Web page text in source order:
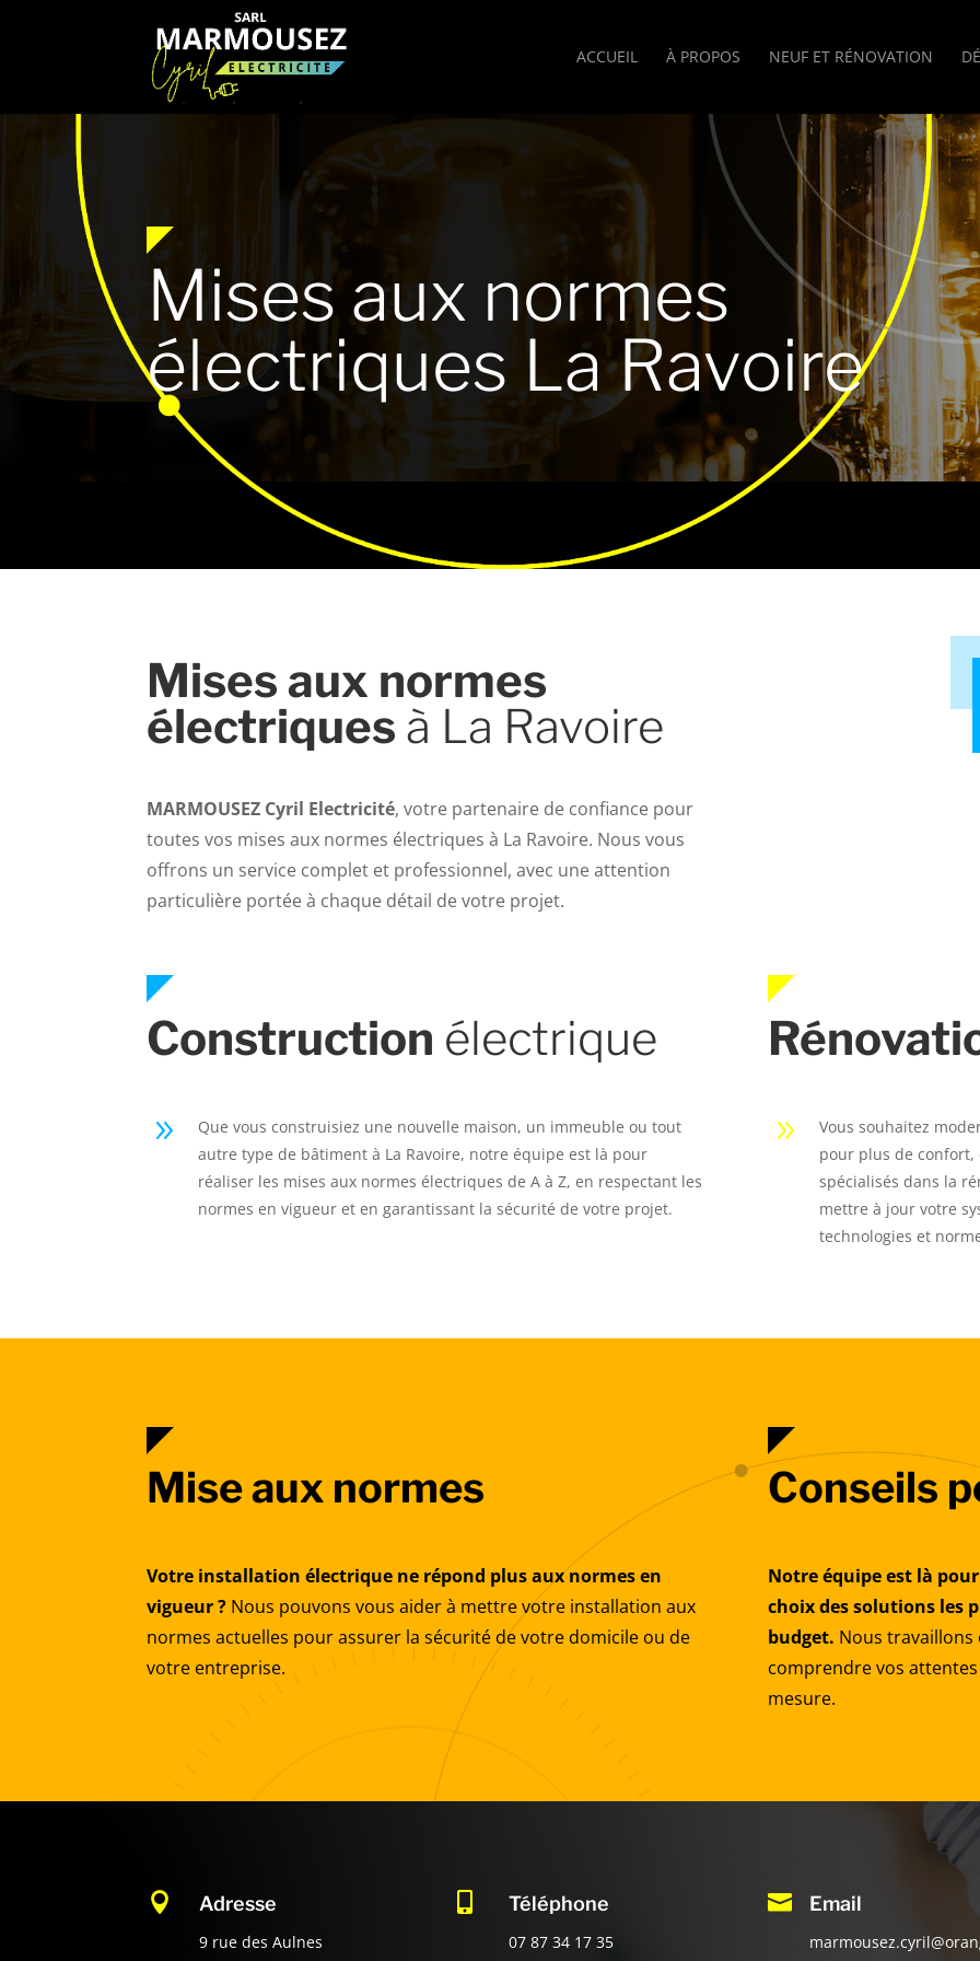
ACCUEIL À PROPOS NEUF ET RÉNOVATION
Mises aux normes
électriques La Ravoire
Mises aux normes
électriques à La Ravoire
MARMOUSEZ Cyril Electricité, votre partenaire de confiance pour
toutes vos mises aux normes électriques à La Ravoire. Nous vous
offrons un service complet et professionnel, avec une attention
particulière portée à chaque détail de votre projet.
Construction électrique
9
Que vous construisiez une nouvelle maison, un immeuble ou tout
autre type de bâtiment à La Ravoire, notre équipe est là pour
réaliser les mises aux normes électriques de A à Z, en respectant les
normes en vigueur et en garantissant la sécurité de votre projet.
9
Vous souhaitez
pour plus de confort,
spécialisés dans la
mettre à jour votre
technologies et
Mise aux normes
Votre installation électrique ne répond plus aux normes en
vigueur ? Nous pouvons vous aider à mettre votre installation aux
normes actuelles pour assurer la sécurité de votre domicile ou de
votre entreprise.
Conseils
Notre équipe est là
choix des solutions les
budget. Nous
comprendre vos
mesure.
 Adresse
9 rue des Aulnes
 Téléphone
07 87 34 17 35
 Email